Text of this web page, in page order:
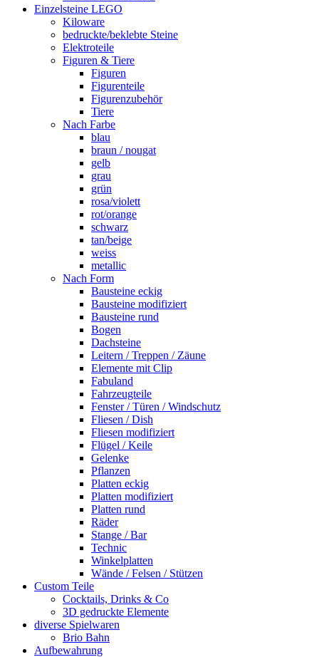
Einzelsteine LEGO
Kiloware
bedruckte/beklebte Steine
Elektroteile
Figuren & Tiere
Figuren
Figurenteile
Figurenzubehör
Tiere
Nach Farbe
blau
braun / nougat
gelb
grau
grün
rosa/violett
rot/orange
schwarz
tan/beige
weiss
metallic
Nach Form
Bausteine eckig
Bausteine modifiziert
Bausteine rund
Bogen
Dachsteine
Leitern / Treppen / Zäune
Elemente mit Clip
Fabuland
Fahrzeugteile
Fenster / Türen / Windschutz
Fliesen / Dish
Fliesen modifiziert
Flügel / Keile
Gelenke
Pflanzen
Platten eckig
Platten modifiziert
Platten rund
Räder
Stange / Bar
Technic
Winkelplatten
Wände / Felsen / Stützen
Custom Teile
Cocktails, Drinks & Co
3D gedruckte Elemente
diverse Spielwaren
Brio Bahn
Aufbewahrung